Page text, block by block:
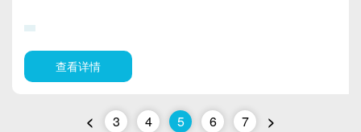
查看详情
< 3 4 5 6 7 >